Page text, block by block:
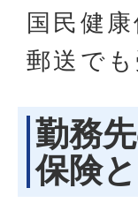
国民健
郵送で
勤務
保険